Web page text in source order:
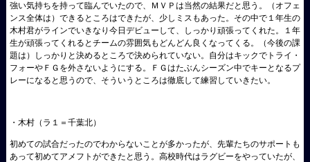
強い気持ちを持って臨んでいたので、ＭＶＰは当然の結果だと思う。（オフェ
ンス全体は）できるところはできたが、少しミスもあった。その中で１年生の
木村君がラインでいきなり今日デビューして、しっかり頑張ってくれた。１年
生が頑張ってくれるとチームの雰囲気もどんどん良くなってくる。（今後の課
題は）しっかりと決めるところで決められていない。自分はキックでトライ・
フォーやＦＧを外さないようにする。ＦＧはたぶんシーズン中でキーとなるプ
レーになると思うので、そういうところは徹底して練習していきたい。
・木村（ラ１＝千葉北）
初めての試合だったのでわからないことが多かったが、先輩たちのサポートも
あって初めてアメフトができたと思う。高校時代はラグビーをやっていたが、